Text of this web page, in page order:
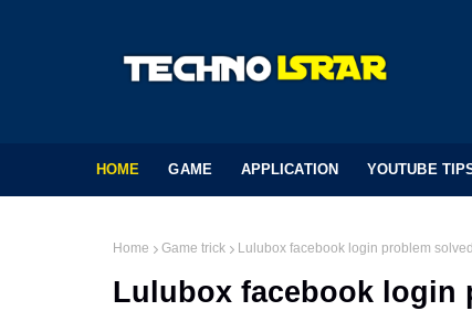
HOME GAME APPLICATION YOUTUBE
Home Game trick Lulubox facebook login problem
Lulubox facebook login